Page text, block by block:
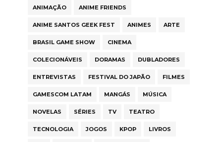
ANIMAÇÃO ANIME FRIENDS
ANIME SANTOS GEEK FEST ANIMES ARTE
BRASIL GAME SHOW CINEMA
COLECIONÁVEIS DORAMAS DUBLADORES
ENTREVISTAS FESTIVAL DO JAPÃO FILMES
GAMESCOM LATAM MANGÁS MÚSICA
NOVELAS SÉRIES TV TEATRO
TECNOLOGIA JOGOS KPOP LIVROS